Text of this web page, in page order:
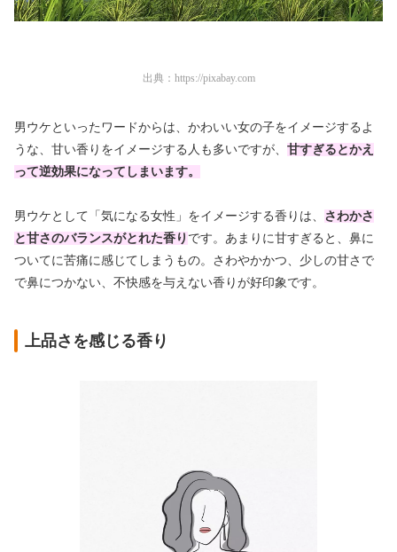
出典： https://pixabay.com
男ウケといったワードからは、かわいい女の子をイメージするよ
うな、甘い香りをイメージする人も多いですが、 甘すぎるとかえ
って逆効果になってしまいます。
男ウケとして「気になる女性」をイメージする香りは、 さわかさ
と甘さのバランスがとれた香り です。あまりに甘すぎると、鼻に
ついてに苦痛に感じてしまうもの。さわやかかつ、少しの甘さで
で鼻につかない、不快感を与えない香りが好印象です。
上品さを感じる香り